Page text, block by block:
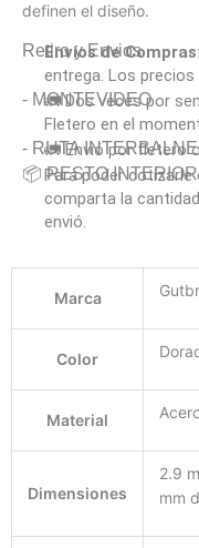
definen el diseño.
Retiro y Envios
Envíos de Compras:
entrega. Los precios
- MONTEVIDEO
🚛 Dos veces por
Fletero en el
- RUTA
🚛 Envió por fletero
📦 RESTO
Para poder cotizarle
comparta la
envió.
Marca
Color
Material
Dimensiones
2.9
mm